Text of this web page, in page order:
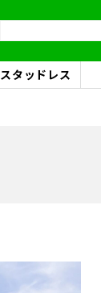
スタッドレス